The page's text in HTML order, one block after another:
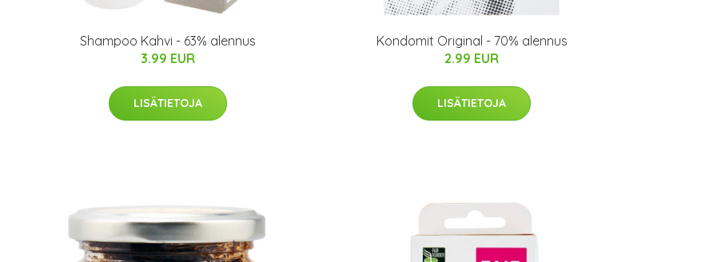
Shampoo Kahvi - 63% alennus
3.99 EUR
LISÄTIETOJA
Kondomit Original - 70% alennus
2.99 EUR
LISÄTIETOJA